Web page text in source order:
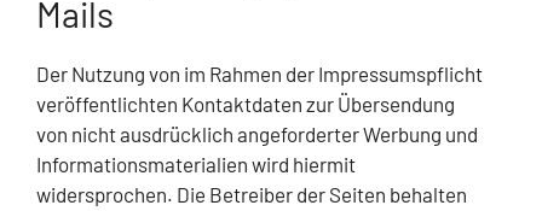
Mails
Der Nutzung von im Rahmen der Impressumspflicht
veröffentlichten Kontaktdaten zur Übersendung
von nicht ausdrücklich angeforderter Werbung und
Informationsmaterialien wird hiermit
widersprochen. Die Betreiber der Seiten behalten